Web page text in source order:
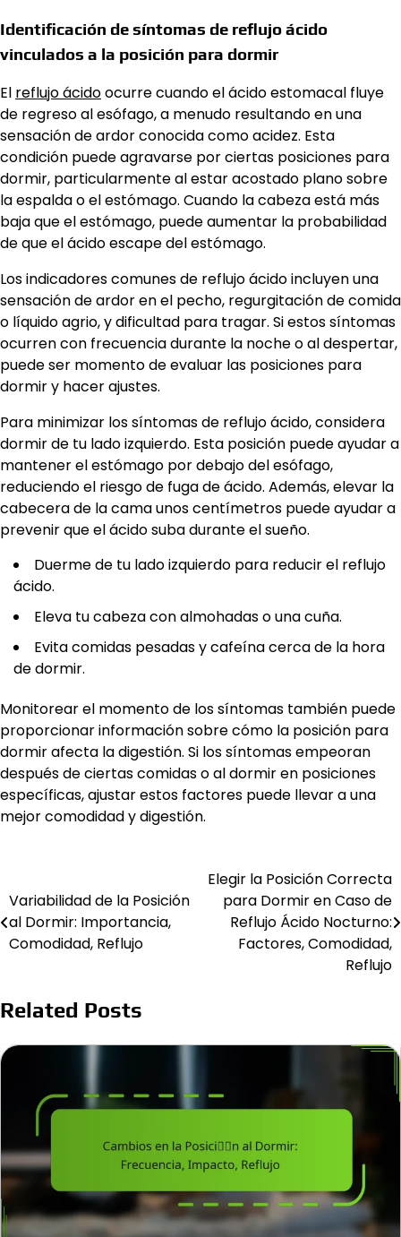
Identificación de síntomas de reflujo ácido
vinculados a la posición para dormir
El reflujo ácidoocurre cuando el ácido estomacal fluye
de regreso al esófago, a menudo resultando en una
sensación de ardor conocida como acidez. Esta
condición puede agravarse por ciertas posiciones para
dormir, particularmente al estar acostado plano sobre
la espalda o el estómago. Cuando la cabeza está más
baja que el estómago, puede aumentar la probabilidad
de que el ácido escape del estómago.
Los indicadores comunes de reflujo ácido incluyen una
sensación de ardor en el pecho, regurgitación de comida
o líquido agrio, y dificultad para tragar. Si estos síntomas
ocurren con frecuencia durante la noche o al despertar,
puede ser momento de evaluar las posiciones para
dormir y hacer ajustes.
Para minimizar los síntomas de reflujo ácido, considera
dormir de tu lado izquierdo. Esta posición puede ayudar a
mantener el estómago por debajo del esófago,
reduciendo el riesgo de fuga de ácido. Además, elevar la
cabecera de la cama unos centímetros puede ayudar a
prevenir que el ácido suba durante el sueño.
Duerme de tu lado izquierdo para reducir el reflujo
ácido.
Eleva tu cabeza con almohadas o una cuña.
Evita comidas pesadas y cafeína cerca de la hora
de dormir.
Monitorear el momento de los síntomas también puede
proporcionar información sobre cómo la posición para
dormir afecta la digestión. Si los síntomas empeoran
después de ciertas comidas o al dormir en posiciones
específicas, ajustar estos factores puede llevar a una
mejor comodidad y digestión.
navigation
Variabilidad de la Posición
al Dormir: Importancia,
Comodidad, Reflujo
Elegir la Posición Correcta
para Dormir en Caso de
Reflujo Ácido Nocturno:
Factores, Comodidad,
Reflujo
Related Posts